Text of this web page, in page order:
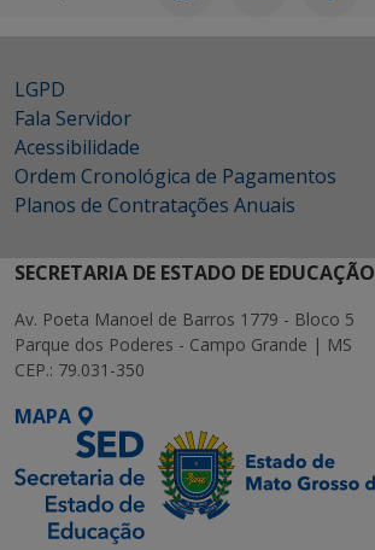
LGPD
Fala Servidor
Acessibilidade
Ordem Cronológica de Pagamentos
Planos de Contratações Anuais
SECRETARIA DE ESTADO DE EDUCAÇÃO
Av. Poeta Manoel de Barros 1779 - Bloco 5
Parque dos Poderes - Campo Grande | MS
CEP.: 79.031-350
MAPA